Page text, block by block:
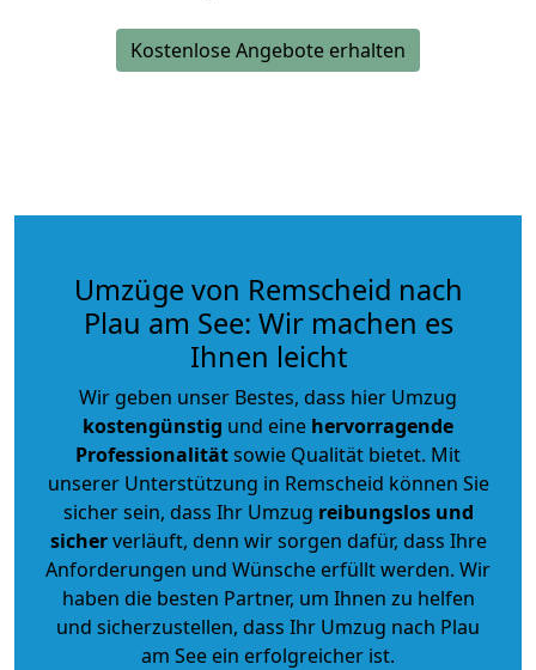
Kostenlose Angebote erhalten
Umzüge von Remscheid nach
Plau am See: Wir machen es
Ihnen leicht
Wir geben unser Bestes, dass hier Umzug
kostengünstig und eine hervorragende
Professionalitätsowie Qualität bietet. Mit
unserer Unterstützung in Remscheid können Sie
sicher sein, dass Ihr Umzug reibungslos und
sicherverläuft, denn wir sorgen dafür, dass Ihre
Anforderungen und Wünsche erfüllt werden. Wir
haben die besten Partner, um Ihnen zu helfen
und sicherzustellen, dass Ihr Umzug nach Plau
am See ein erfolgreicher ist.